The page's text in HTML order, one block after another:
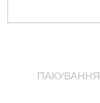
ПАКУВАННЯ